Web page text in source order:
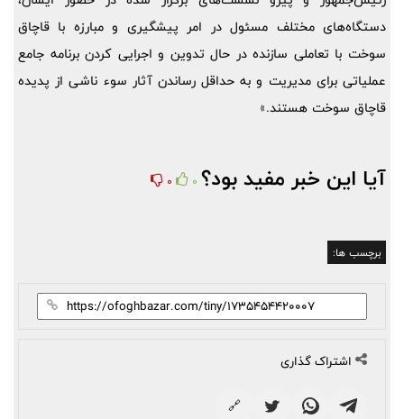
دستگاه‌های مختلف مسئول در امر پیشگیری و مبارزه با قاچاق
سوخت با تعاملی سازنده در حال تدوین و اجرایی کردن برنامه جامع
عملیاتی برای مدیریت و به حداقل رساندن آثار سوء ناشی از پدیده
قاچاق سوخت هستند.»
آیا این خبر مفید بود؟ 0
0
برچسب ها:
اشتراک گذاری
🔗